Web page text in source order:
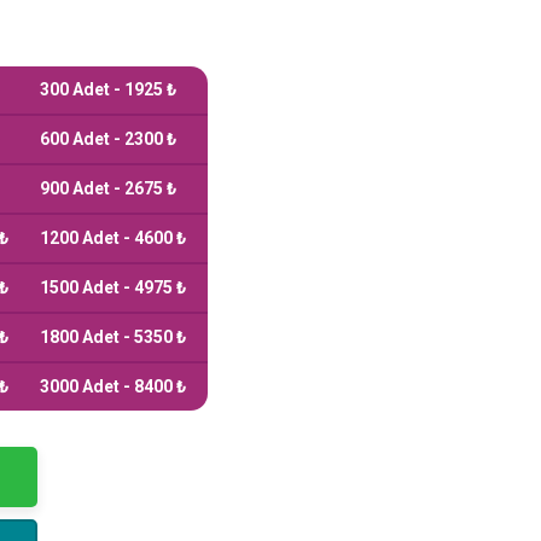
300 Adet - 1925 ₺
600 Adet - 2300 ₺
900 Adet - 2675 ₺
1200 Adet - 4600 ₺
1500 Adet - 4975 ₺
1800 Adet - 5350 ₺
3000 Adet - 8400 ₺